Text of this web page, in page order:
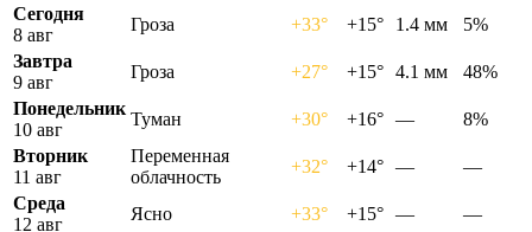
Сегодня
8 авг
Гроза +33° +15° 1.4 мм
5%
Завтра
9 авг
Гроза +27° +15° 4.1 мм
48%
Понедельник
10 авг
Туман +30° +16° —
8%
Вторник
11 авг
Переменная
облачность
+32° +14° —
—
Среда
12 авг
Ясно +33° +15° —
—